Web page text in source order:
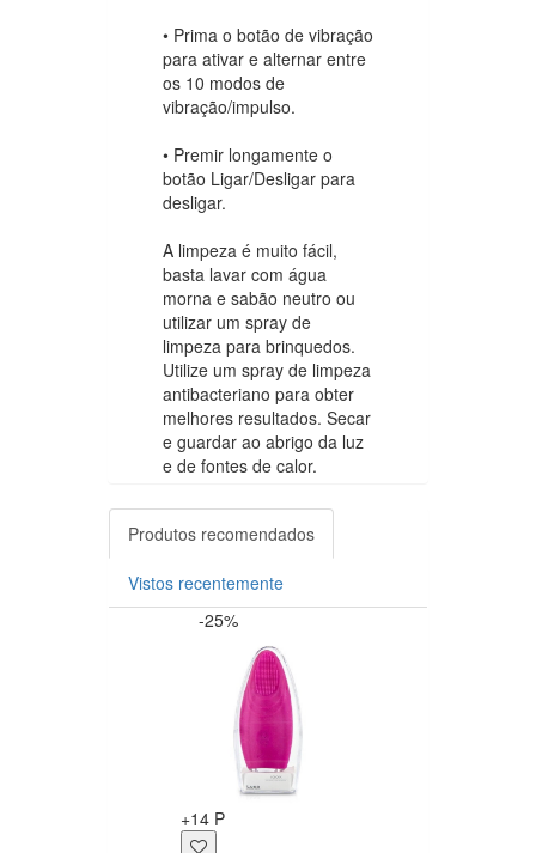
• Prima o botão de vibração
para ativar e alternar entre
os 10 modos de
vibração/impulso.
• Premir longamente o
botão Ligar/Desligar para
desligar.
A limpeza é muito fácil,
basta lavar com água
morna e sabão neutro ou
utilizar um spray de
limpeza para brinquedos.
Utilize um spray de limpeza
antibacteriano para obter
melhores resultados. Secar
e guardar ao abrigo da luz
e de fontes de calor.
Produtos recomendados
Vistos recentemente
-25%
+14 P